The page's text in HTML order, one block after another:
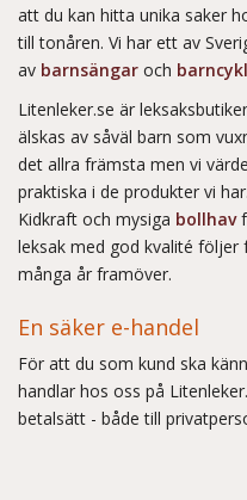
att du kan hitta unika saker
till tonåren. Vi har ett av
av barnsängar och
Litenleker.se är
älskas av såväl barn som
det allra främsta men vi
praktiska i de produkter vi
Kidkraft och mysiga bollhav
leksak med god kvalité
många år framöver.
En säker e-handel
För att du som kund ska
handlar hos oss på
betalsätt - både till